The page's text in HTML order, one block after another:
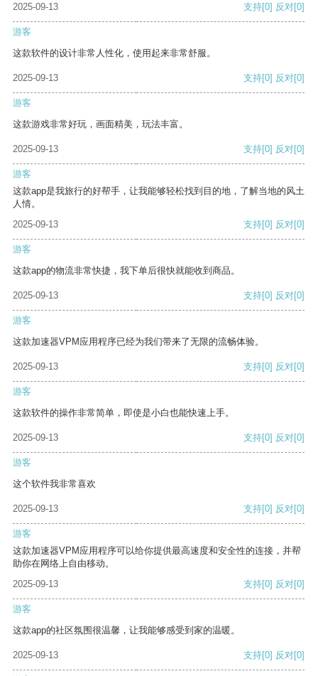
2025-09-13 支持[0] 反对[0]
游客
这款软件的设计非常人性化，使用起来非常舒服。
2025-09-13 支持[0] 反对[0]
游客
这款游戏非常好玩，画面精美，玩法丰富。
2025-09-13 支持[0] 反对[0]
游客
这款app是我旅行的好帮手，让我能够轻松找到目的地，了解当地的风土
人情。
2025-09-13
支持[0] 反对[0]
游客
这款app的物流非常快捷，我下单后很快就能收到商品。
2025-09-13 支持[0] 反对[0]
游客
这款加速器VPM应用程序已经为我们带来了无限的流畅体验。
2025-09-13 支持[0] 反对[0]
游客
这款软件的操作非常简单，即使是小白也能快速上手。
2025-09-13 支持[0] 反对[0]
游客
这个软件我非常喜欢
2025-09-13 支持[0] 反对[0]
游客
这款加速器VPM应用程序可以给你提供最高速度和安全性的连接，并帮
助你在网络上自由移动。
2025-09-13
支持[0] 反对[0]
游客
这款app的社区氛围很温馨，让我能够感受到家的温暖。
2025-09-13 支持[0] 反对[0]